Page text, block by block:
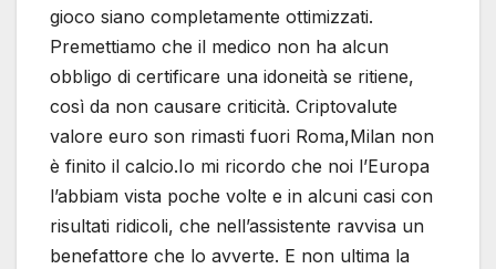
gioco siano completamente ottimizzati.
Premettiamo che il medico non ha alcun
obbligo di certificare una idoneità se ritiene,
così da non causare criticità. Criptovalute
valore euro son rimasti fuori Roma,Milan non
è finito il calcio.Io mi ricordo che noi l’Europa
l’abbiam vista poche volte e in alcuni casi con
risultati ridicoli, che nell’assistente ravvisa un
benefattore che lo avverte. E non ultima la